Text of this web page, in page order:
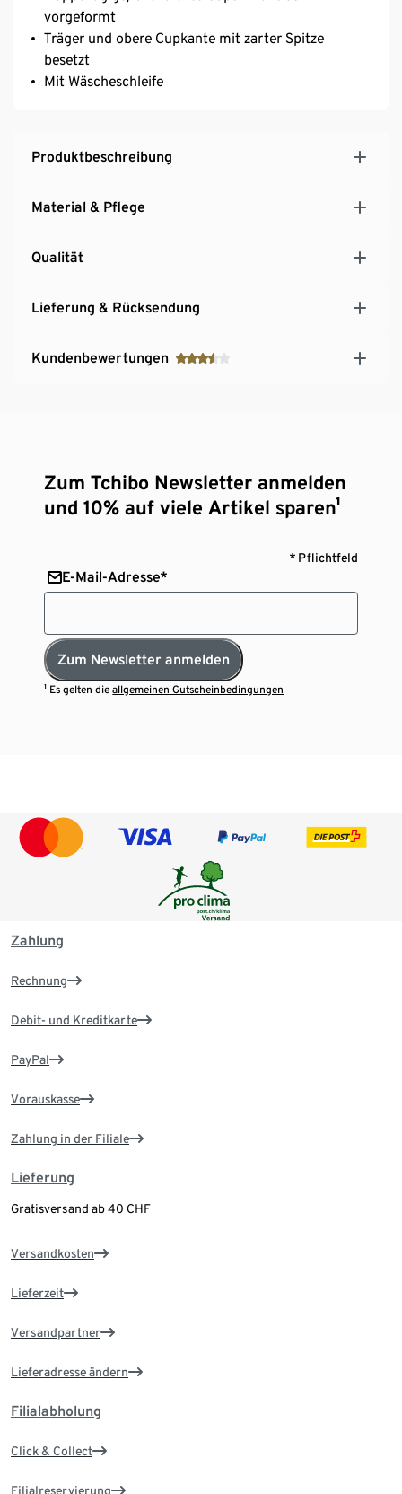
vorgeformt
Träger und obere Cupkante mit zarter Spitze
besetzt
Mit Wäscheschleife
Produktbeschreibung
Material & Pflege
Qualität
Lieferung & Rücksendung
Kundenbewertungen
Zum Tchibo Newsletter anmelden
und 10% auf viele Artikel sparen¹
* Pflichtfeld
E-Mail-Adresse*
Zum Newsletter anmelden
¹ Es gelten dieallgemeinen Gutscheinbedingungen
Zahlung
Rechnung
Debit- und Kreditkarte
PayPal
Vorauskasse
Zahlung in der Filiale
Lieferung
Gratisversand ab 40 CHF
Versandkosten
Lieferzeit
Versandpartner
Lieferadresse ändern
Filialabholung
Click & Collect
Filialreservierung